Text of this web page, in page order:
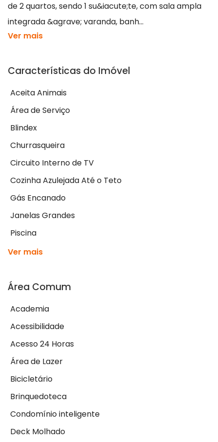
de 2 quartos, sendo 1 su&iacute;te, com sala ampla
integrada &agrave; varanda, banh...
Ver mais
Características do Imóvel
Aceita Animais
Área de Serviço
Blindex
Churrasqueira
Circuito Interno de TV
Cozinha Azulejada Até o Teto
Gás Encanado
Janelas Grandes
Piscina
Ver mais
Área Comum
Academia
Acessibilidade
Acesso 24 Horas
Área de Lazer
Bicicletário
Brinquedoteca
Condomínio inteligente
Deck Molhado